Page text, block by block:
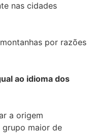
nas cidades
por razões
ao idioma dos
a origem
grupo maior de